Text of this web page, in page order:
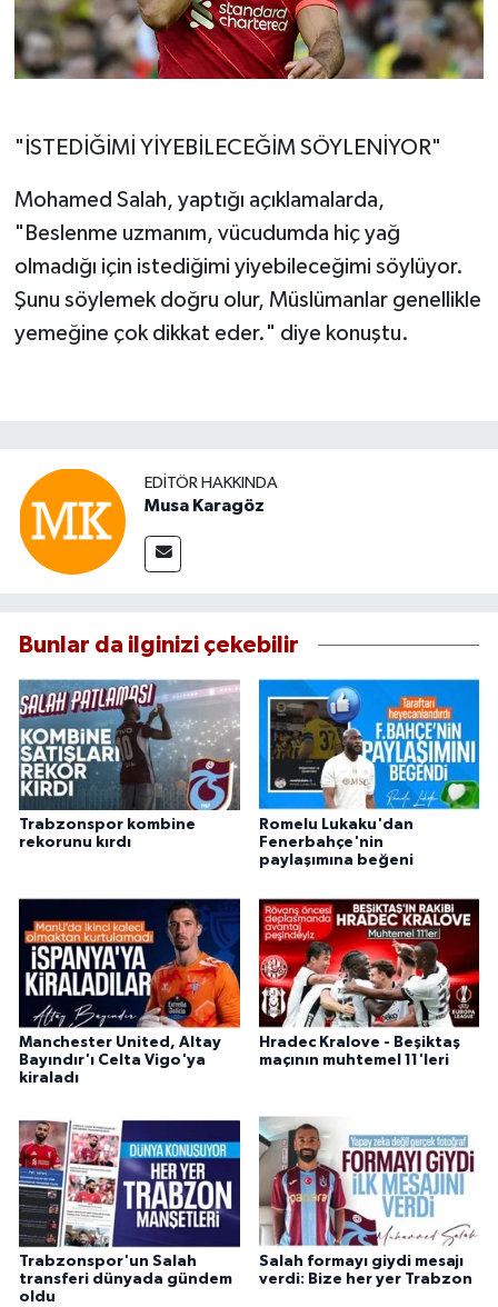
"İSTEDİĞİMİ YİYEBİLECEĞİM SÖYLENİYOR"
Mohamed Salah, yaptığı açıklamalarda,
"Beslenme uzmanım, vücudumda hiç yağ
olmadığı için istediğimi yiyebileceğimi söylüyor.
Şunu söylemek doğru olur, Müslümanlar genellikle
yemeğine çok dikkat eder." diye konuştu.
EDITÖR HAKKINDA
Musa Karagöz
Bunlar da ilginizi çekebilir
Trabzonspor kombine
rekorunu kırdı
Romelu Lukaku'dan
Fenerbahçe'nin
paylaşımına beğeni
Manchester United, Altay
Bayındır'ı Celta Vigo'ya
kiraladı
Hradec Kralove - Beşiktaş
maçının muhtemel 11'leri
Trabzonspor'un Salah
transferi dünyada gündem
oldu
Salah formayı giydi mesajı
verdi: Bize her yer Trabzon